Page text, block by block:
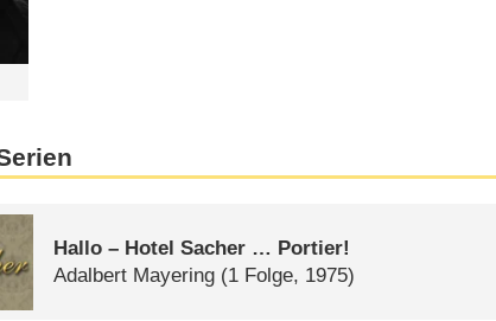
Hallo – Hotel Sacher … Portier!
Adalbert Mayering (1 Folge, 1975)